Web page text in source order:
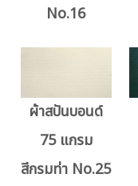
No.16
ผ้าสปันบอนด์
75 แกรม
สีกรมท่า No.25